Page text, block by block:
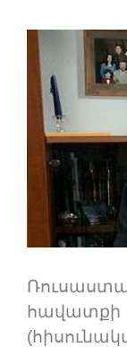
Larger
Image
հավատքի